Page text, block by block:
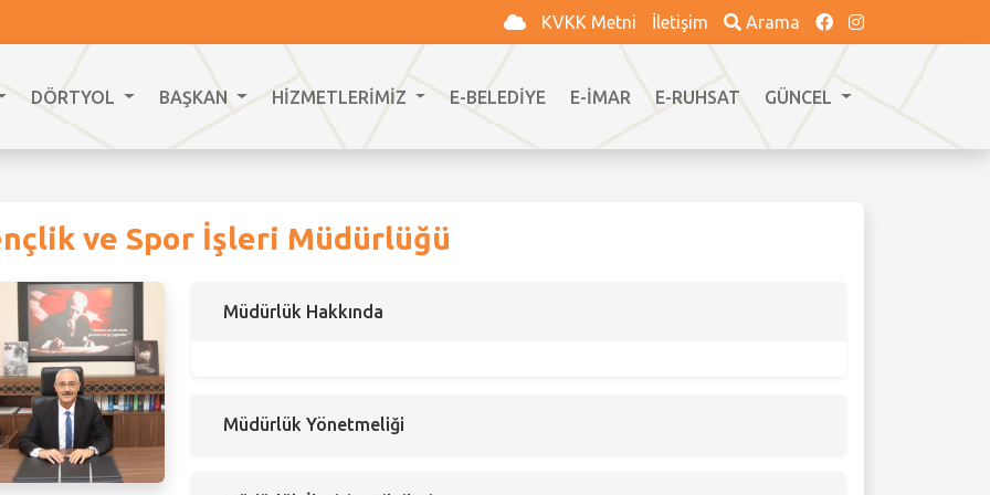
KVKK Metni İletişim Arama
DÖRTYOL BAŞKAN HİZMETLERİMİZ E-BELEDİYE E-İMAR E-RUHSAT GÜNCEL
ve Spor İşleri Müdürlüğü
Müdürlük Hakkında
Müdürlük Yönetmeliği